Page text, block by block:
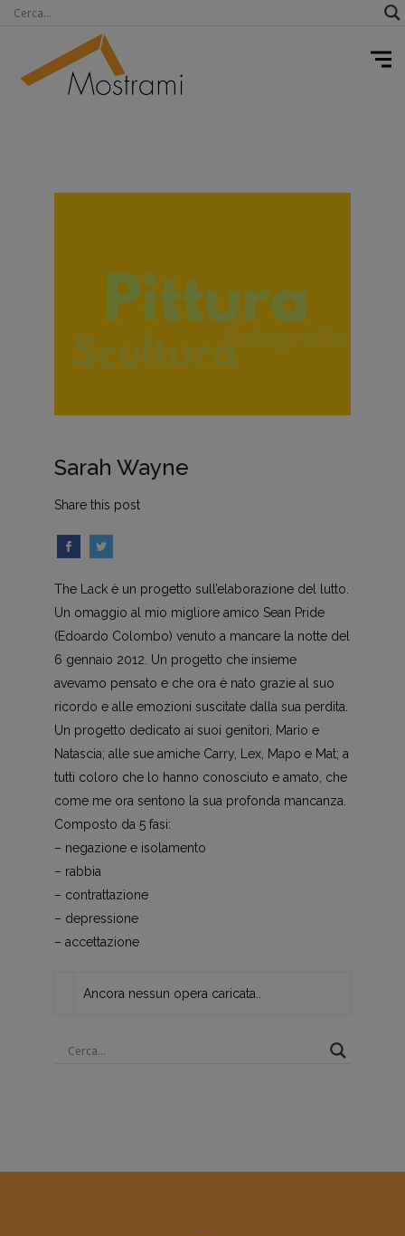
Sarah Wayne
Share this post
The Lack è un progetto sull’elaborazione del lutto.
Un omaggio al mio migliore amico Sean Pride
(Edoardo Colombo) venuto a mancare la notte del
6 gennaio 2012. Un progetto che insieme
avevamo pensato e che ora è nato grazie al suo
ricordo e alle emozioni suscitate dalla sua perdita.
Un progetto dedicato ai suoi genitori, Mario e
Natascia; alle sue amiche Carry, Lex, Mapo e Mat; a
tutti coloro che lo hanno conosciuto e amato, che
come me ora sentono la sua profonda mancanza.
Composto da 5 fasi:
– negazione e isolamento
– rabbia
– contrattazione
– depressione
– accettazione
Ancora nessun opera caricata..